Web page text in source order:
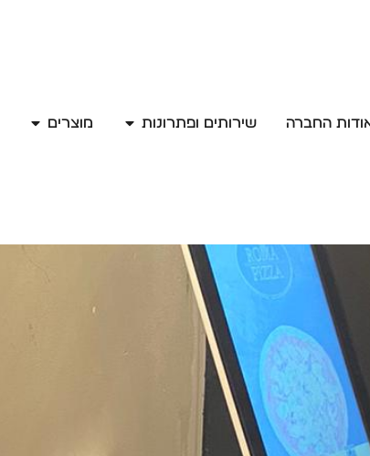
החברה שירותים ופתרונות מוצרים